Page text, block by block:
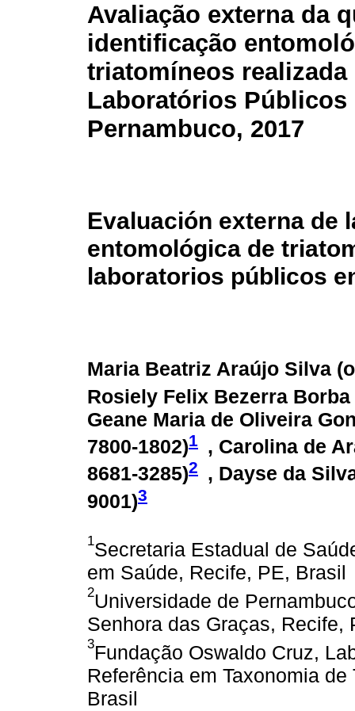
Avaliação externa da
identificação
triatomíneos realizada
Laboratórios Públicos
Pernambuco, 2017
Evaluación externa de
entomológica de
laboratorios públicos
Maria Beatriz Araújo Silva (
Rosiely Felix Bezerra Borba
Geane Maria de Oliveira
7800-1802)1 , Carolina de
8681-3285)2
, Dayse da
9001)3
1Secretaria Estadual de
em Saúde, Recife, PE, Brasil
2Universidade de
Senhora das Graças, Recife,
3Fundação Oswaldo Cruz,
Referência em Taxonomia
Brasil